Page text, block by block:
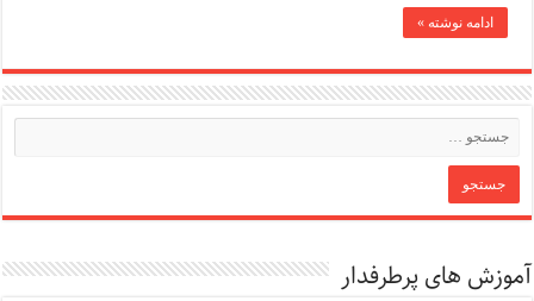
ادامه نوشته »
آموزش های پرطرفدار